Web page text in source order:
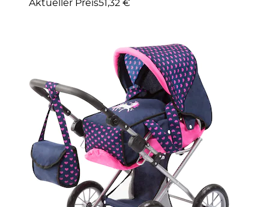
Aktueller Preis51,32 €